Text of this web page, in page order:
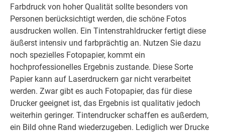
Farbdruck von hoher Qualität sollte besonders von
Personen berücksichtigt werden, die schöne Fotos
ausdrucken wollen. Ein Tintenstrahldrucker fertigt diese
äußerst intensiv und farbprächtig an. Nutzen Sie dazu
noch spezielles Fotopapier, kommt ein
hochprofessionelles Ergebnis zustande. Diese Sorte
Papier kann auf Laserdruckern gar nicht verarbeitet
werden. Zwar gibt es auch Fotopapier, das für diese
Drucker geeignet ist, das Ergebnis ist qualitativ jedoch
weiterhin geringer. Tintendrucker schaffen es außerdem,
ein Bild ohne Rand wiederzugeben. Lediglich wer Drucke